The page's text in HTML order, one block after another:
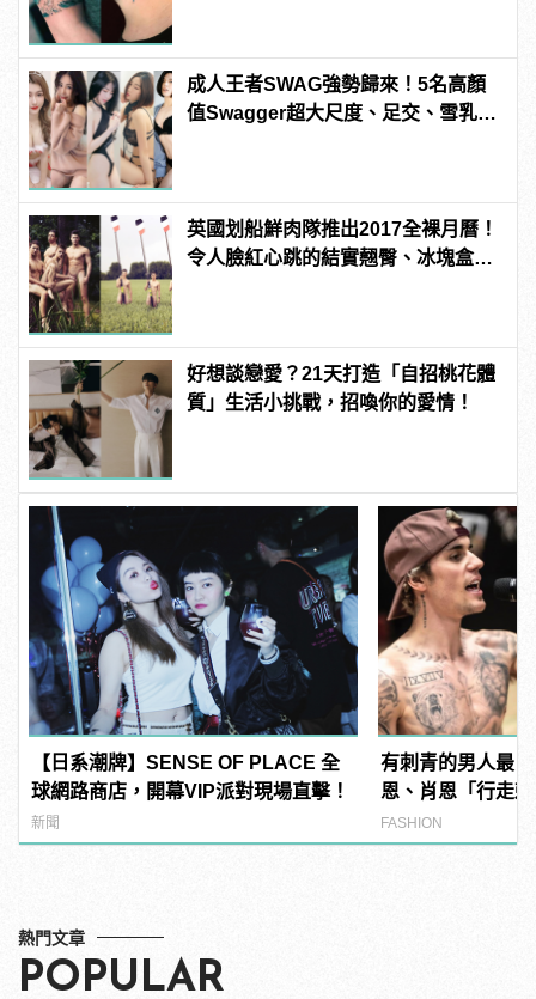
成人王者SWAG強勢歸來！5名高顏
值Swagger超大尺度、足交、雪乳、
英國划船鮮肉隊推出2017全裸月曆！
令人臉紅心跳的結實翹臀、冰塊盒腹
好想談戀愛？21天打造「自招桃花體
質」生活小挑戰，招喚你的愛情！
【日系潮牌】SENSE OF PLACE 全
球網路商店，開幕VIP派對現場直擊！
新聞
有刺青的男人最
恩、肖恩「行走
範！
FASHION
熱門文章
POPULAR